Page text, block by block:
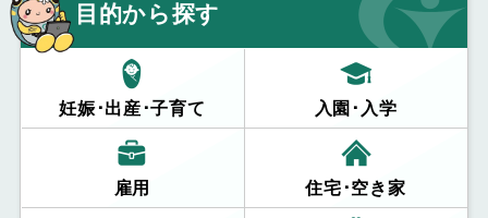
目的から探す
妊娠･出産･子育て 入園･入学
雇用 住宅･空き家